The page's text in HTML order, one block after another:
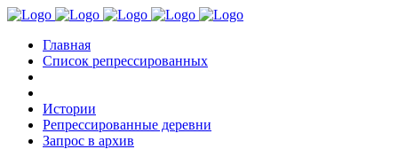
Главная
Список репрессированных
Истории
Репрессированные деревни
Запрос в архив